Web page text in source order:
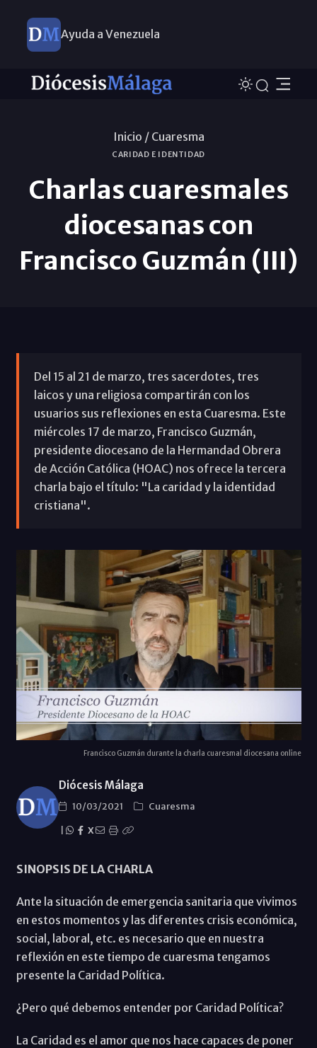
Ayuda a Venezuela
Inicio / Cuaresma
CARIDAD E IDENTIDAD
Charlas cuaresmales
diocesanas con
Francisco Guzmán (III)
Del 15 al 21 de marzo, tres sacerdotes, tres
laicos y una religiosa compartirán con los
usuarios sus reflexiones en esta Cuaresma. Este
miércoles 17 de marzo, Francisco Guzmán,
presidente diocesano de la Hermandad Obrera
de Acción Católica (HOAC) nos ofrece la tercera
charla bajo el título: "La caridad y la identidad
cristiana".
Francisco Guzmán durante la charla cuaresmal diocesana online
Diócesis Málaga
10/03/2021
Cuaresma
X
SINOPSIS DE LA CHARLA
Ante la situación de emergencia sanitaria que vivimos
en estos momentos y las diferentes crisis económica,
social, laboral, etc. es necesario que en nuestra
reflexión en este tiempo de cuaresma tengamos
presente la Caridad Política.
¿Pero qué debemos entender por Caridad Política?
La Caridad es el amor que nos hace capaces de poner